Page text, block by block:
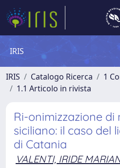
IRIS
IRIS Catalogo Ricerca
1
1.1 Articolo in rivista
Ri-onimizzazione
siciliano: il caso del
di Catania
VALENTI, IRIDE